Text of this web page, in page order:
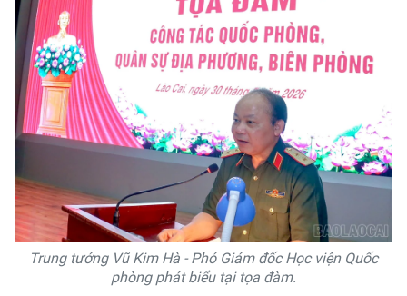
Trung tướng Vũ Kim Hà - Phó Giám đốc Học viện Quốc
phòng phát biểu tại tọa đàm.